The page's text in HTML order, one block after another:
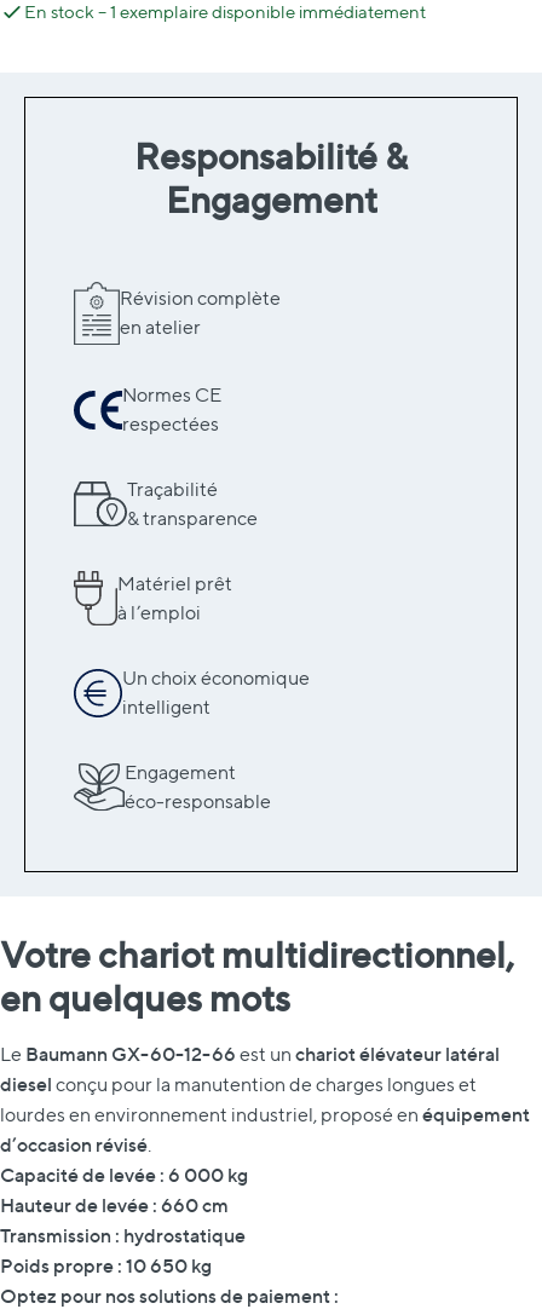
En stock – 1 exemplaire disponible immédiatement
Responsabilité &
Engagement
Révision complète
en atelier
Normes CE
respectées
Traçabilité
& transparence
Matériel prêt
à l’emploi
Un choix économique
intelligent
Engagement
éco-responsable
Votre chariot multidirectionnel,
en quelques mots
Le Baumann GX-60-12-66 est un chariot élévateur latéral
diesel conçu pour la manutention de charges longues et
lourdes en environnement industriel, proposé en équipement
d’occasion révisé.
Capacité de levée : 6 000 kg
Hauteur de levée : 660 cm
Transmission : hydrostatique
Poids propre : 10 650 kg
Optez pour nos solutions de paiement :